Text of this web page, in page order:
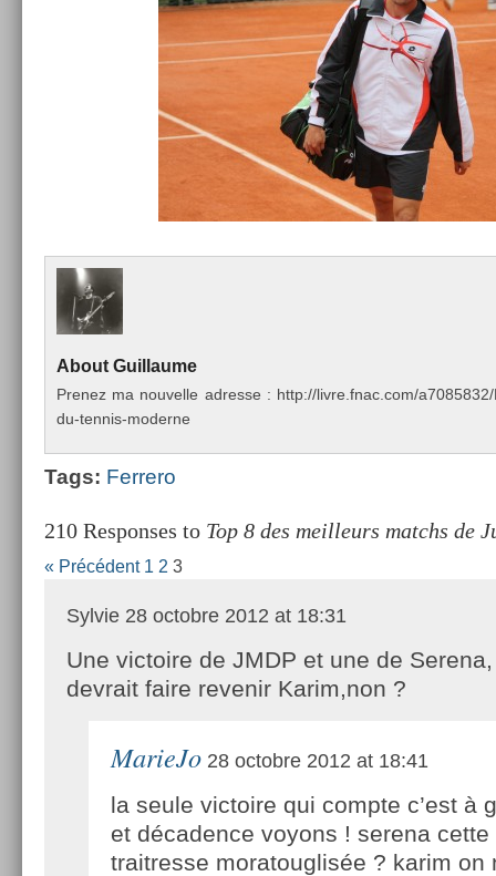
About Guil­laume
Pre­nez ma nouvel­le ad­resse : http://livre.fnac.com/
du-tennis-moderne
Tags: Fer­rero
210 Responses to Top 8 des meilleurs matchs de
« Précédent 1 2 3
Sylvie 28 octobre 2012 at 18:31
Une victoire de JMDP et une de
devrait faire revenir Karim,non ?
MarieJo 28 octobre 2012 at 18:41
la seule victoire qui compte c’est à
et décadence voyons ! serena cette
traitresse moratouglisée ? karim on